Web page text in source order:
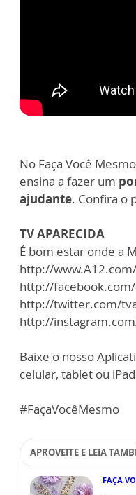
No Faça Você
ensina a fazer um
ajudante. Confira o
TV APARECIDA
É bom estar onde a
http://
http://
http://twitter.com/
http://
Baixe o nosso
celular, tablet ou
#FaçaVocêMesmo
APROVEITE E LEIA
FAÇA